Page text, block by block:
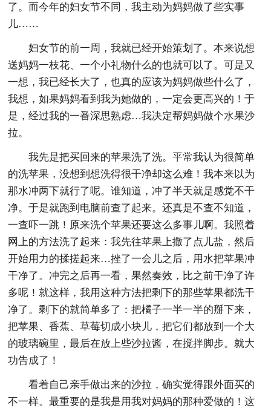
了。而今年的妇女节不同，我主动为妈妈做了些实事
儿……
妇女节的前一周，我就已经开始策划了。本来说想
送妈妈一枝花、一个小礼物什么的也就可以了。可是又
一想，我已经长大了，也真的应该为妈妈做些什么了，
我想，如果妈妈看到我为她做的，一定会更高兴的！于
是，经过我的一番深思熟虑…我决定帮妈妈做个水果沙
拉。
我先是把买回来的苹果洗了洗。平常我认为很简单
的洗苹果，没想到想洗得很干净却这么难！我本来以为
那水冲两下就行了呢。谁知道，冲了半天就是感觉不干
净。于是就跑到电脑前查了起来。还真是不查不知道，
一查吓一跳！原来洗个苹果还要这么多事儿啊。我照着
网上的方法洗了起来：我先往苹果上撒了点儿盐，然后
开始用力的揉搓起来…挫了一会儿之后，用水把苹果冲
干净了。冲完之后再一看，果然奏效，比之前干净了许
多呢！就这样，我用这种方法把剩下的那些苹果都洗干
净了。剩下的就简单多了：把橘子一半一半的掰下来，
把苹果、香蕉、草莓切成小块儿，把它们都放到一个大
的玻璃碗里，最后在放上些沙拉酱，在搅拌脚步。就大
功告成了！
看着自己亲手做出来的沙拉，确实觉得跟外面买的
不一样。最重要的是我是用我对妈妈的那种爱做的！这